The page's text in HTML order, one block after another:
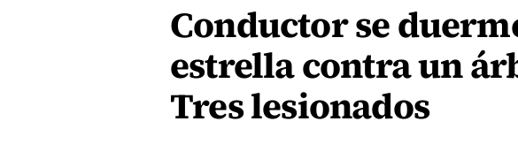
Conductor se
estrella contra un
Tres lesionados